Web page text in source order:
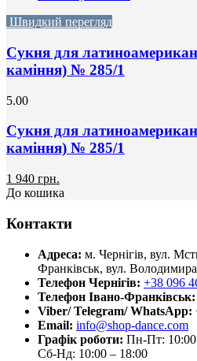
Швидкий перегляд
Сукня для
каміння) № 285/1
5.00
Сукня для
каміння) № 285/1
1 940 грн.
До кошика
Контакти
Адреса: м. Чернігів, вул.
Франківськ, вул.
Телефон Чернігів: +38 096
Телефон Івано-Франківськ:
Viber/ Telegram/ WhatsApp:
Email: info@shop-dance.com
Графік роботи: Пн-Пт: 10:00
Сб-Нд: 10:00 – 18:00